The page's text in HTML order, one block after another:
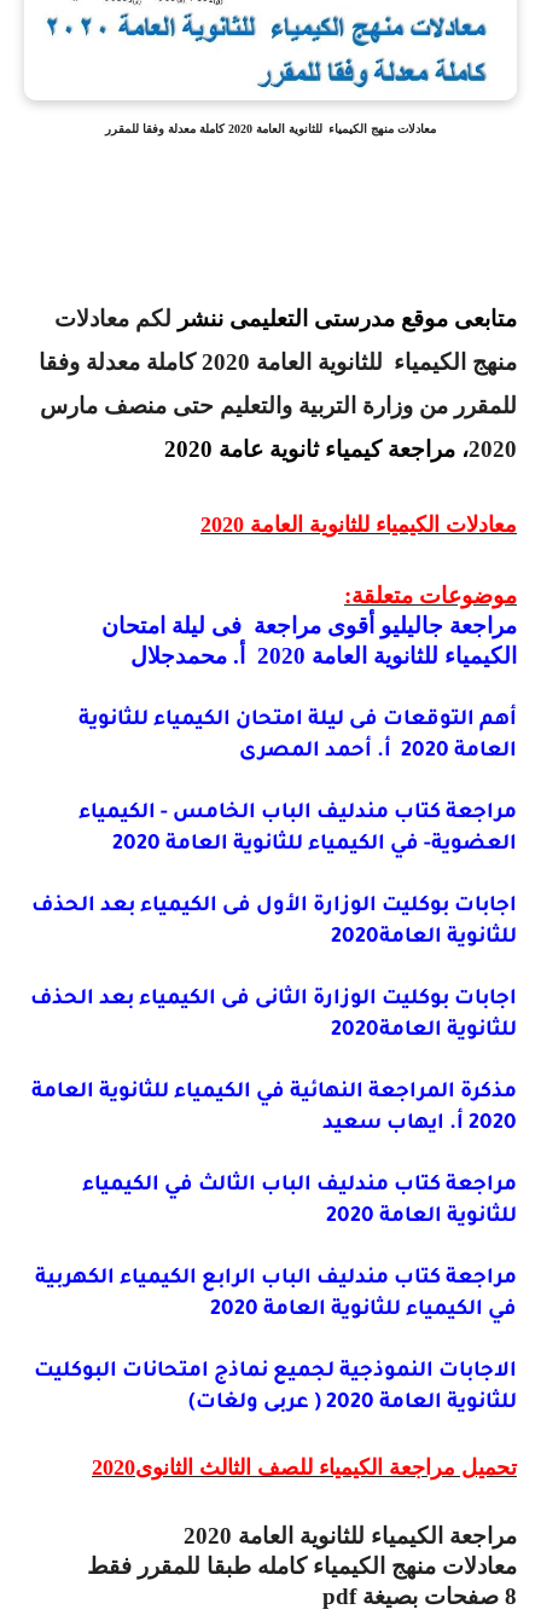
معادلات منهج الكيمياء للثانوية العامة 2020 كاملة معدلة وفقا للمقرر
متابعى موقع مدرستى التعليمى ننشر لكم معادلات
منهج الكيمياء
للثانوية العامة 2020 كاملة معدلة وفقا
للمقرر من وزارة التربية والتعليم حتى منصف مارس
2020، مراجعة كيمياء ثانوية عامة 2020
معادلات الكيمياء للثانوية العامة 2020
موضوعات متعلقة:
مراجعة جاليليو أقوى مراجعة فى ليلة امتحان
الكيمياء للثانوية العامة 2020 أ. محمدجلال
أهم التوقعات فى ليلة امتحان الكيمياء للثانوية
العامة 2020 أ. أحمد المصرى
مراجعة كتاب مندليف الباب الخامس - الكيمياء
العضوية- في الكيمياء للثانوية العامة 2020
اجابات بوكليت الوزارة الأول فى الكيمياء بعد الحذف
للثانوية العامة2020
اجابات بوكليت الوزارة الثانى فى الكيمياء بعد الحذف
للثانوية العامة2020
مذكرة المراجعة النهائية في الكيمياء للثانوية العامة
2020 أ. ايهاب سعيد
مراجعة كتاب مندليف الباب الثالث في الكيمياء
للثانوية العامة 2020
مراجعة كتاب مندليف الباب الرابع الكيمياء الكهربية
في الكيمياء للثانوية العامة 2020
الاجابات النموذجية لجميع نماذج امتحانات البوكليت
للثانوية العامة 2020 ( عربى ولغات)
تحميل مراجعة الكيمياء للصف الثالث الثانوى2020
مراجعة الكيمياء للثانوية العامة 2020
معادلات منهج الكيمياء كامله طبقا للمقرر فقط
8 صفحات بصيغة
pdf